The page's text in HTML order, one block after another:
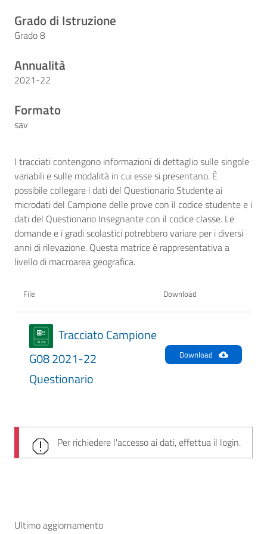
Grado di Istruzione
Grado 8
Annualità
2021-22
Formato
sav
I tracciati contengono informazioni di dettaglio sulle singole
variabili e sulle modalità in cui esse si presentano. È
possibile collegare i dati del Questionario Studente ai
microdati del Campione delle prove con il codice studente e i
dati del Questionario Insegnante con il codice classe. Le
domande e i gradi scolastici potrebbero variare per i diversi
anni di rilevazione. Questa matrice è rappresentativa a
livello di macroarea geografica.
File Download
Tracciato Campione
G08 2021-22
Questionario
Download
Per richiedere l'accesso ai dati, effettua il login.
Ultimo aggiornamento